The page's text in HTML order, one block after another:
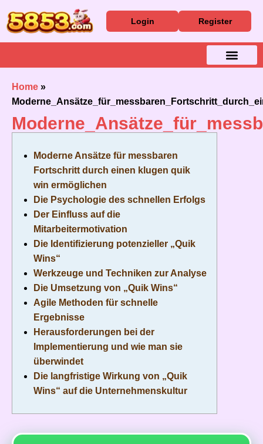
Login Register
Home »
Moderne Ansätze für messbaren
Fortschritt durch einen klugen quik
win ermöglichen
Die Psychologie des schnellen Erfolgs
Der Einfluss auf die
Mitarbeitermotivation
Die Identifizierung potenzieller „Quik
Wins“
Werkzeuge und Techniken zur Analyse
Die Umsetzung von „Quik Wins“
Agile Methoden für schnelle
Ergebnisse
Herausforderungen bei der
Implementierung und wie man sie
überwindet
Die langfristige Wirkung von „Quik
Wins“ auf die Unternehmenskultur